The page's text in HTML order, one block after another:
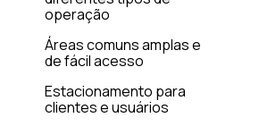
operação
Áreas comuns amplas e
de fácil acesso
Estacionamento para
clientes e usuários